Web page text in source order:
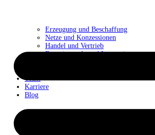
Erzeugung und Beschaffung
Netze und Konzessionen
Handel und Vertrieb
Energiewende und Innovation
Team
Karriere
Blog